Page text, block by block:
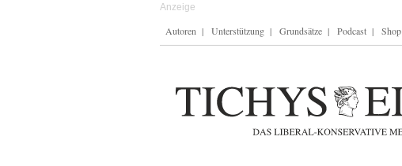
Autoren Unterstützung Grundsätze Podcast Shop